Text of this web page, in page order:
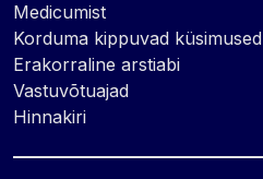
Medicumist
Korduma kippuvad küsimused
Erakorraline arstiabi
Vastuvõtuajad
Hinnakiri